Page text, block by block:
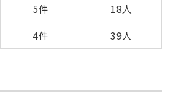
5件
18人
4件 39人